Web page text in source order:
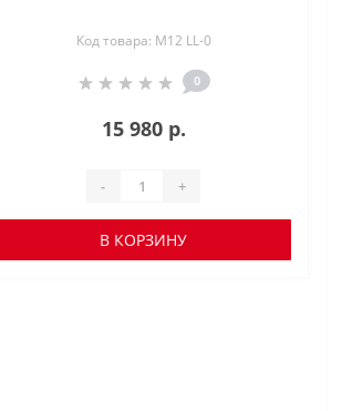
Код товара: M12 LL-0
0
15 980 р.
- +
В КОРЗИНУ